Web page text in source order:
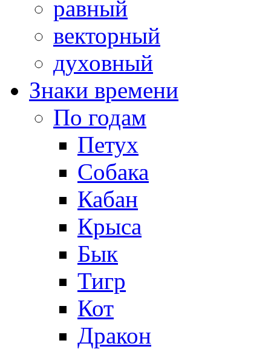
равный
векторный
духовный
Знаки времени
По годам
Петух
Собака
Кабан
Крыса
Бык
Тигр
Кот
Дракон